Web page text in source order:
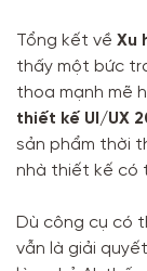
Tổng kết về Xu
thấy một bức
thoa mạnh mẽ
thiết kế UI/UX
sản phẩm thời
nhà thiết kế có
Dù công cụ có
vẫn là giải